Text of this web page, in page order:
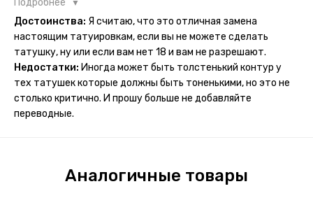
вообще слазили, вот недавно сделала фризби дог и он
через сутки проявился и все ещё держится!! ну а 4 звезды
потому что у меня ещё очень много переводных
татуировок(
Достоинства: Я считаю, что это отличная замена
настоящим татуировкам, если вы не можете сделать
татушку, ну или если вам нет 18 и вам не разрешают.
Недостатки: Иногда может быть толстенький контур у
тех татушек которые должны быть тоненькими, но это не
столько критично. И прошу больше не добавляйте
переводные.
Аналогичные товары